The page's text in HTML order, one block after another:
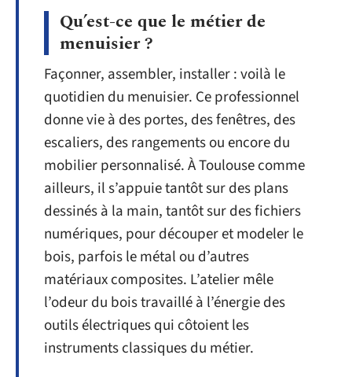
Qu’est-ce que le métier de
menuisier ?
Façonner, assembler, installer : voilà le
quotidien du menuisier. Ce professionnel
donne vie à des portes, des fenêtres, des
escaliers, des rangements ou encore du
mobilier personnalisé. À Toulouse comme
ailleurs, il s’appuie tantôt sur des plans
dessinés à la main, tantôt sur des fichiers
numériques, pour découper et modeler le
bois, parfois le métal ou d’autres
matériaux composites. L’atelier mêle
l’odeur du bois travaillé à l’énergie des
outils électriques qui côtoient les
instruments classiques du métier.